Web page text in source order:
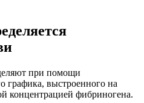
при помощи
графика, выстроенного на
концентрацией фибриногена.